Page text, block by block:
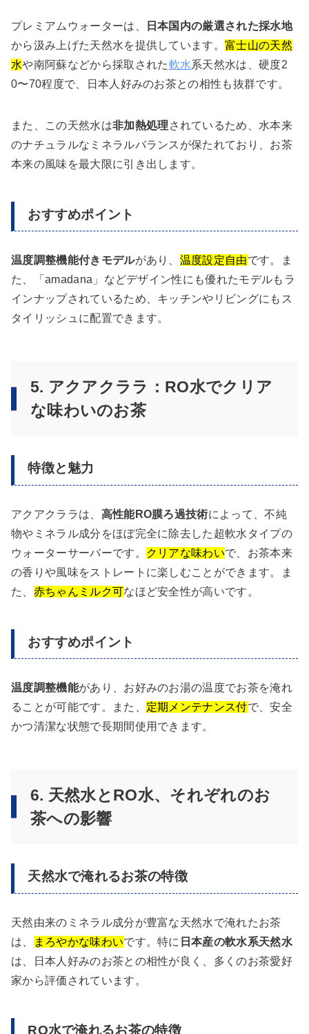
プレミアムウォーターは、
日本国内の厳選された採水地
から汲み上げた天然水を提供しています。富士山の天然
水や南阿蘇などから採取された軟水系天然水は、硬度2
0〜70程度で、日本人好みのお茶との相性も抜群です。
また、この天然水は非加熱処理 されているため、水本来
のナチュラルなミネラルバランスが保たれており、お茶
本来の風味を最大限に引き出します。
おすすめポイント
温度調整機能付きモデルがあり、 温度設定自由です。ま
た、「amadana」などデザイン性にも優れたモデルもラ
インナップされているため、キッチンやリビングにもス
タイリッシュに配置できます。
5. アクアクララ：RO水でクリア
な味わいのお茶
特徴と魅力
アクアクララは、 高性能RO膜ろ過技術によって、不純
物やミネラル成分をほぼ完全に除去した超軟水タイプの
ウォーターサーバーです。
クリアな味わいで、お茶本来
の香りや風味をストレートに楽しむことができます。ま
た、 赤ちゃんミルク可なほど安全性が高いです。
おすすめポイント
温度調整機能があり、お好みのお湯の温度でお茶を淹れ
ることが可能です。また、 定期メンテナンス付で、安全
かつ清潔な状態で長期間使用できます。
6. 天然水とRO水、それぞれのお
茶への影響
天然水で淹れるお茶の特徴
天然由来のミネラル成分が豊富な天然水で淹れたお茶
は、
まろやかな味わいです。特に 日本産の軟水系天然水
は、日本人好みのお茶との相性が良く、多くのお茶愛好
家から評価されています。
RO水で淹れるお茶の特徴